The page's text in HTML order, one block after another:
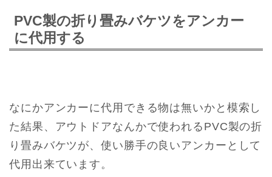
PVC製の折り畳みバケツをアンカー
に代用する
なにかアンカーに代用できる物は無いかと模索し
た結果、アウトドアなんかで使われるPVC製の折
り畳みバケツが、使い勝手の良いアンカーとして
代用出来ています。